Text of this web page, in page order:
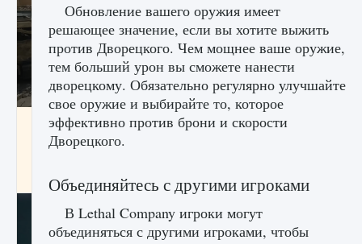
Как исправить текстовую ошибку
пользовательского интерфейса Delta
Force Hawk Ops
9 августа 2024
Обновление вашего оружия имеет
решающее значение, если вы хотите выжить
против Дворецкого. Чем мощнее ваше оружие,
тем больший урон вы сможете нанести
дворецкому. Обязательно регулярно улучшайте
свое оружие и выбирайте то, которое
эффективно против брони и скорости
Дворецкого.
Объединяйтесь с другими игроками
В Lethal Company игроки могут
объединяться с другими игроками, чтобы